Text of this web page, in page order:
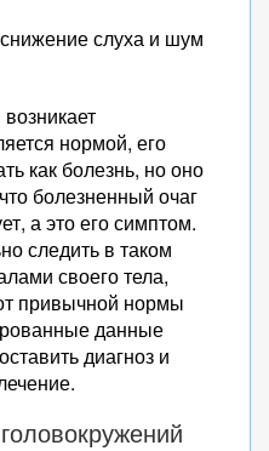
слуха и шум
нормой, его
как болезнь, но оно
болезненный очаг
а это его симптом.
следить в таком
своего тела,
привычной нормы
данные
диагноз и